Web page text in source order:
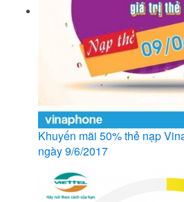
Khuyến mãi 50% thẻ nạp
ngày 9/6/2017